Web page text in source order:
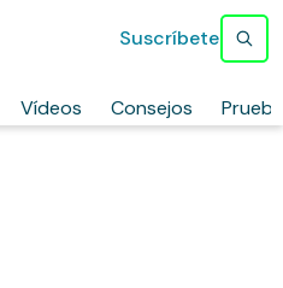
Vídeos Consejos
Suscríbete